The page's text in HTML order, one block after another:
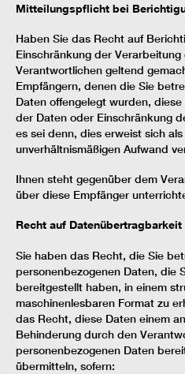
Mitteilungspflicht bei
Haben Sie das Recht auf
Einschränkung der
Verantwortlichen geltend
Empfängern, denen die Sie
Daten offengelegt wurden,
der Daten oder Einschränkung
es sei denn, dies erweist sich
unverhältnismäßigen Aufwand
Ihnen steht gegenüber dem
über diese Empfänger
Recht auf Datenübertragbarkeit
Sie haben das Recht, die Sie
personenbezogenen Daten, die
bereitgestellt haben, in einem
maschinenlesbaren Format zu
das Recht, diese Daten einem
Behinderung durch den
personenbezogenen Daten
übermitteln, sofern: